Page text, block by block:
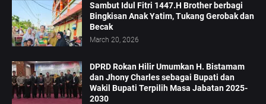
Sambut Idul Fitri 1447.H Brother berbagi
Bingkisan Anak Yatim, Tukang Gerobak dan
Becak
March 20, 2026
DPRD Rokan Hilir Umumkan H. Bistamam
dan Jhony Charles sebagai Bupati dan
Wakil Bupati Terpilih Masa Jabatan 2025-
2030